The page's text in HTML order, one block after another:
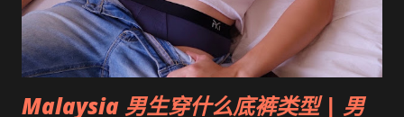
Malaysia 男生穿什么底裤类型 | 男